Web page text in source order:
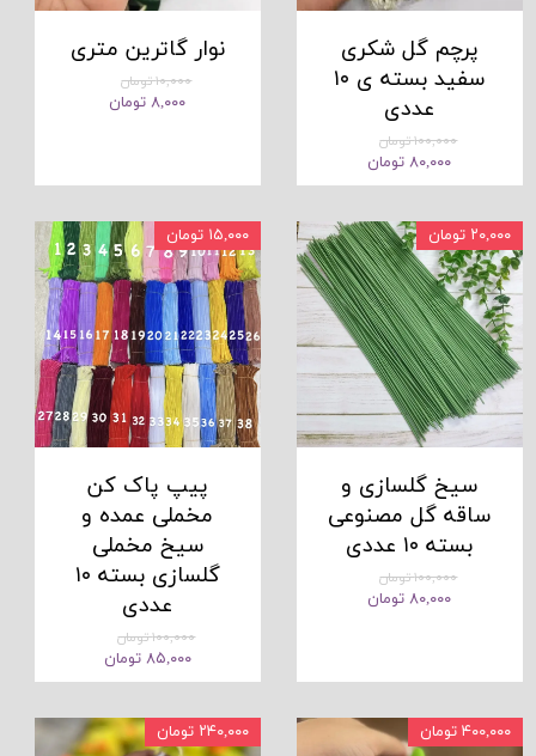
پرچم گل شکری
سفید بسته ی ۱۰
عددی
۱۰۰,۰۰۰ تومان
۸۰,۰۰۰ تومان
نوار گاترین متری
۱۰,۰۰۰ تومان
۸,۰۰۰ تومان
سیخ گلسازی و
ساقه گل مصنوعی
بسته ۱۰ عددی
۱۰۰,۰۰۰ تومان
۸۰,۰۰۰ تومان
۲۰,۰۰۰ تومان
پیپ پاک کن
مخملی عمده و
سیخ مخملی
گلسازی بسته ۱۰
عددی
۱۰۰,۰۰۰ تومان
۸۵,۰۰۰ تومان
۱۵,۰۰۰ تومان
۴۰۰,۰۰۰ تومان ۲۴۰,۰۰۰ تومان